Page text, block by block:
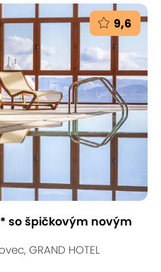
9,6
so špičkovým novým
GRAND HOTEL